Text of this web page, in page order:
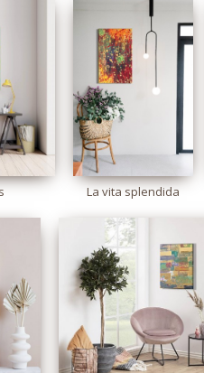
La vita splendida